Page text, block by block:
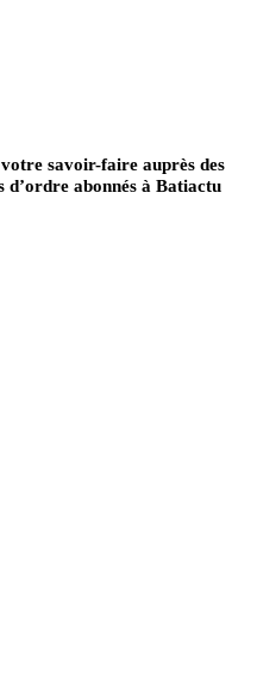
savoir-faire auprès des
d’ordre abonnés à Batiactu